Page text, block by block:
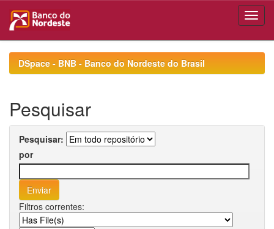
navigationDSpace - BNB - Banco do Nordeste do Brasil
Pesquisar
Pesquisar:
por
Filtros correntes: